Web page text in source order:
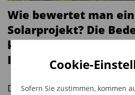
Cookie-
Sofern Sie zustimmen, kommen
der Migrationspolitik oder
gemeinsames Handeln
anderen Seit dürfte es
Wirtschaftspolitik schwerer für
werden, Freihandel
Protektionismus zu
Wie bewertet man
Solarprojekt? Die
konservativer DCF-
Die Bewertung von